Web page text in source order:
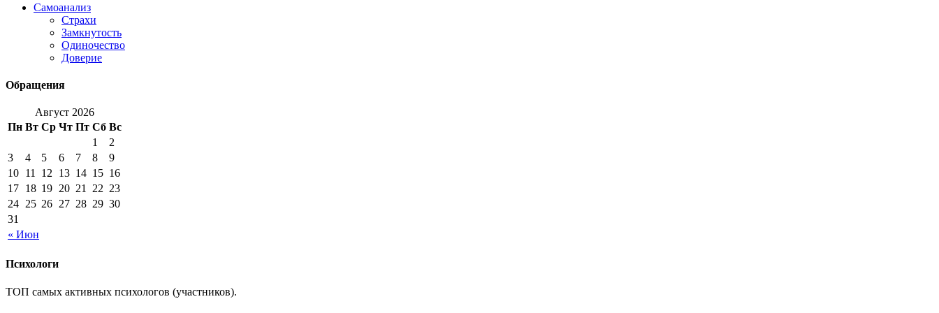
Самоанализ
Страхи
Замкнутость
Одиночество
Доверие
Обращения
Август 2026
Пн Вт Ср Чт Пт Сб Вс
« Июн
1
2
3
4 5 6 7 8
9
10 11 12 13 14 15 16
17 18 19 20 21 22 23
24 25 26 27 28 29 30
31
Психологи
ТОП самых активных психологов (участников).